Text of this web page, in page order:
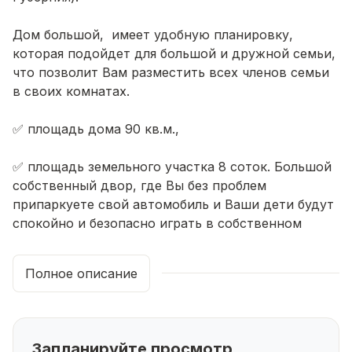
Дом большой, имеет удобную планировку,
которая подойдет для большой и дружной семьи,
что позволит Вам разместить всех членов семьи
в своих комнатах.
✅ площадь дома 90 кв.м.,
✅ площадь земельного участка 8 соток. Большой
собственный двор, где Вы без проблем
припаркуете свой автомобиль и Ваши дети будут
спокойно и безопасно играть в собственном
можно разместить гараж, баню, теплицу и
посадить сад.
✅ этажность – 1;
Полное описание